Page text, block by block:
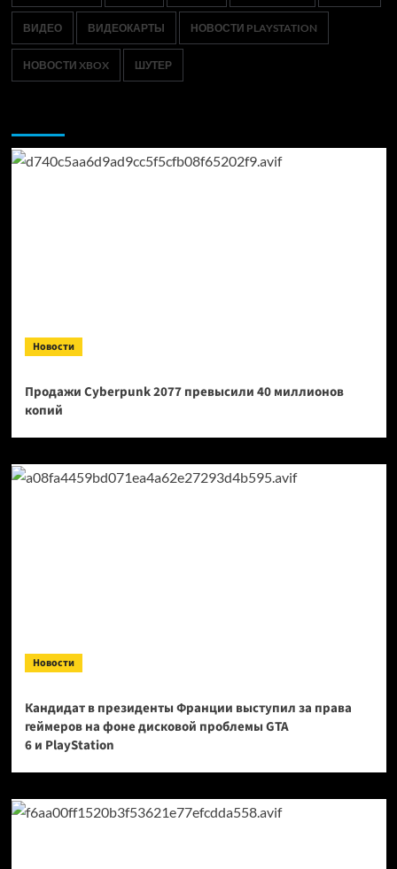
ВИДЕО ВИДЕОКАРТЫ НОВОСТИ PLAYSTATION
НОВОСТИ XBOX ШУТЕР
Новости
Продажи Cyberpunk 2077 превысили 40 миллионов
копий
Новости
Кандидат в президенты Франции выступил за права
геймеров на фоне дисковой проблемы GTA
6 и PlayStation